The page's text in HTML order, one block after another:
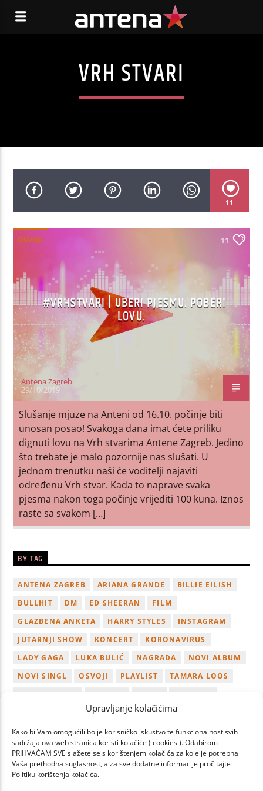
Upravljanje kolačićima
Kako bi Vam omogućili bolje korisničko iskustvo te funkcionalnost svih
sadržaja ova web stranica koristi kolačiće ( cookies ). Odabirom
PRIHVAĆAM SVE slažete se s korištenjem kolačića za koje je potrebna
Vaša prethodna suglasnost, a za sve dodatne informacije pročitajte
Politiku korištenja kolačića.
VRH STVARI
11
OSVOJI 11
#VRHSTVARI | UBERI PJESMU. POBERI
LOVU.
Antena Zagreb
29/10/2019
Slušanje mjuze na Anteni od 16.10. počinje biti
unosan posao! Svakoga dana imat ćete priliku
dignuti lovu na Vrh stvarima Antene Zagreb. Jedino
što trebate je malo pozornije nas slušati. U
jednom trenutku naši će voditelji najaviti
određenu Vrh stvar. Kada to naprave svaka
pjesma nakon toga počinje vrijediti 100 kuna. Iznos
raste sa svakom […]
BY TAG
ANTENA ZAGREB ARIANA GRANDE
BILLIE EILISH
BULLHIT
DM ED SHEERAN
FILM
GLAZBENA ANKETA
HARRY STYLES
INSTAGRAM
JUTARNJI SHOW
KONCERT
KORONAVIRUS
LADY GAGA
LUKA BULIĆ NAGRADA
NOVI ALBUM
NOVI SINGL
OSVOJI PLAYLIST
TAMARA LOOS
TAYLOR SWIFT
TWITTER VIDEO
YOUTUBE